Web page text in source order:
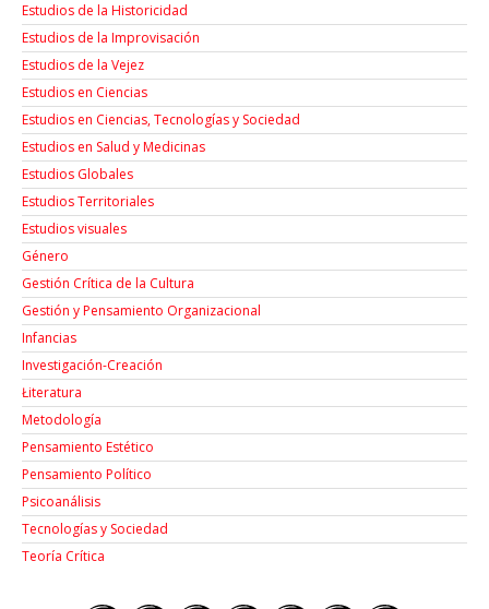
Estudios de la Historicidad
Estudios de la Improvisación
Estudios de la Vejez
Estudios en Ciencias
Estudios en Ciencias, Tecnologías y Sociedad
Estudios en Salud y Medicinas
Estudios Globales
Estudios Territoriales
Estudios visuales
Género
Gestión Crítica de la Cultura
Gestión y Pensamiento Organizacional
Infancias
Investigación-Creación
Łiteratura
Metodología
Pensamiento Estético
Pensamiento Político
Psicoanálisis
Tecnologías y Sociedad
Teoría Crítica